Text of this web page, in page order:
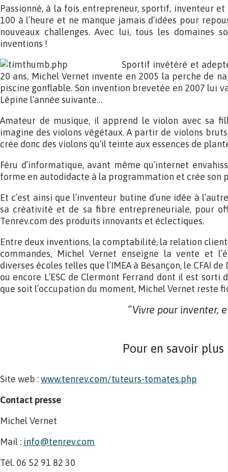
Passionné, à la fois entrepreneur, sportif, inventeur
100 à l’heure et ne manque jamais d’idées pour
nouveaux challenges. Avec lui, tous les domaines
inventions !
Sportif invétéré et
20 ans, Michel Vernet invente en 2005 la perche de
piscine gonflable. Son invention brevetée en 2007 lui
Lépine l’année suivante…
Amateur de musique, il apprend le violon avec sa
imagine des violons végétaux. A partir de violons
crée donc des violons qu’il teinte aux essences de
Féru d’informatique, avant même qu’internet
forme en autodidacte à la programmation et crée son
Et c’est ainsi que l’inventeur butine d’une idée à
sa créativité et de sa fibre entrepreneuriale, pour
Tenrev.com des produits innovants et éclectiques.
Entre deux inventions, la comptabilité, la relation
commandes, Michel Vernet enseigne la vente et
diverses écoles telles que l’IMEA à Besançon, le CFAI de
ou encore L’ESC de Clermont Ferrand dont il est sorti
que soit l’occupation du moment, Michel Vernet reste
“Vivre pour inventer,
Pour en savoir plus
Site web :www.tenrev.com/tuteurs-tomates.php
Contact presse
Michel Vernet
Mail : info@tenrev.com
Tél. 06 52 91 82 30